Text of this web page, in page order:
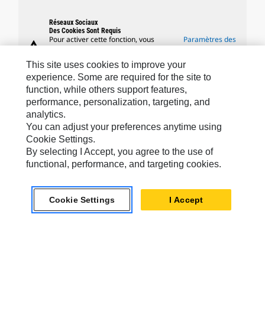
warning
Réseaux Sociaux
Des Cookies Sont Requis
Pour activer cette fonction, vous
devez accepter l'utilisation de cookies
performances et de ciblage.
Paramètres des
Marques Caterpillar
Caterpillar.com
Contacter Caterpillar
Mes Préférences Marketing
This site uses cookies to improve your
experience. Some are required for the site to
function, while others support features,
performance, personalization, targeting, and
analytics.
You can adjust your preferences anytime using
Cookie Settings.
By selecting I Accept, you agree to the use of
functional, performance, and targeting cookies.
Cookie Settings I Accept